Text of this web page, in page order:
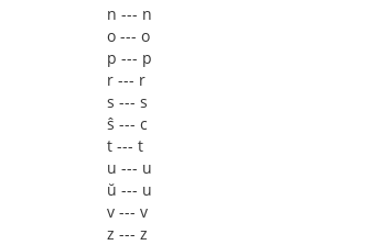
n --- n
o --- o
p --- p
r --- r
s --- s
ŝ --- c
t --- t
u --- u
ŭ --- u
v --- v
z --- z